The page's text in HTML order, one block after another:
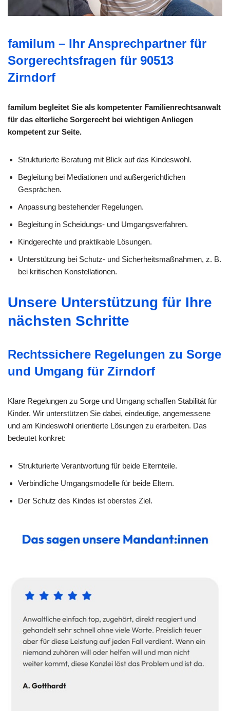
familum – Ihr Ansprechpartner für
Sorgerechtsfragen für 90513
Zirndorf
familum begleitet Sie als kompetenter Familienrechtsanwalt
für das elterliche Sorgerecht bei wichtigen Anliegen
kompetent zur Seite.
Strukturierte Beratung mit Blick auf das Kindeswohl.
Begleitung bei Mediationen und außergerichtlichen
Gesprächen.
Anpassung bestehender Regelungen.
Begleitung in Scheidungs- und Umgangsverfahren.
Kindgerechte und praktikable Lösungen.
Unterstützung bei Schutz- und Sicherheitsmaßnahmen, z. B.
bei kritischen Konstellationen.
Unsere Unterstützung für Ihre
nächsten Schritte
Rechtssichere Regelungen zu Sorge
und Umgang für Zirndorf
Klare Regelungen zu Sorge und Umgang schaffen Stabilität für
Kinder. Wir unterstützen Sie dabei, eindeutige, angemessene
und am Kindeswohl orientierte Lösungen zu erarbeiten. Das
bedeutet konkret:
Strukturierte Verantwortung für beide Elternteile.
Verbindliche Umgangsmodelle für beide Eltern.
Der Schutz des Kindes ist oberstes Ziel.